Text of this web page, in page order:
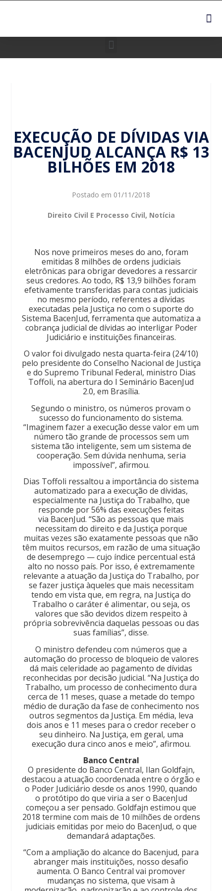
EXECUÇÃO DE DÍVIDAS VIA
BACENJUD ALCANÇA R$ 13
BILHÕES EM 2018
Postado em 01/11/2018
Direito Civil E Processo Civil, Notícia
Nos nove primeiros meses do ano, foram
emitidas 8 milhões de ordens judiciais
eletrônicas para obrigar devedores a ressarcir
seus credores. Ao todo, R$ 13,9 bilhões foram
efetivamente transferidas para contas judiciais
no mesmo período, referentes a dívidas
executadas pela Justiça no com o suporte do
Sistema BacenJud, ferramenta que automatiza a
cobrança judicial de dívidas ao interligar Poder
Judiciário e instituições financeiras.
O valor foi divulgado nesta quarta-feira (24/10)
pelo presidente do Conselho Nacional de Justiça
e do Supremo Tribunal Federal, ministro Dias
Toffoli, na abertura do I Seminário BacenJud
2.0, em Brasília.
Segundo o ministro, os números provam o
sucesso do funcionamento do sistema.
“Imaginem fazer a execução desse valor em um
número tão grande de processos sem um
sistema tão inteligente, sem um sistema de
cooperação. Sem dúvida nenhuma, seria
impossível”, afirmou.
Dias Toffoli ressaltou a importância do sistema
automatizado para a execução de dívidas,
especialmente na Justiça do Trabalho, que
responde por 56% das execuções feitas
via BacenJud. “São as pessoas que mais
necessitam do direito e da Justiça porque
muitas vezes são exatamente pessoas que não
têm muitos recursos, em razão de uma situação
de desemprego — cujo índice percentual está
alto no nosso país. Por isso, é extremamente
relevante a atuação da Justiça do Trabalho, por
se fazer justiça àqueles que mais necessitam
tendo em vista que, em regra, na Justiça do
Trabalho o caráter é alimentar, ou seja, os
valores que são devidos dizem respeito à
própria sobrevivência daquelas pessoas ou das
suas famílias”, disse.
O ministro defendeu com números que a
automação do processo de bloqueio de valores
dá mais celeridade ao pagamento de dívidas
reconhecidas por decisão judicial. “Na Justiça do
Trabalho, um processo de conhecimento dura
cerca de 11 meses, quase a metade do tempo
médio de duração da fase de conhecimento nos
outros segmentos da Justiça. Em média, leva
dois anos e 11 meses para o credor receber o
seu dinheiro. Na Justiça, em geral, uma
execução dura cinco anos e meio”, afirmou.
Banco Central
O presidente do Banco Central, Ilan Goldfajn,
destacou a atuação coordenada entre o órgão e
o Poder Judiciário desde os anos 1990, quando
o protótipo do que viria a ser o BacenJud
começou a ser pensado. Goldfajn estimou que
2018 termine com mais de 10 milhões de ordens
judiciais emitidas por meio do BacenJud, o que
demandará adaptações.
“Com a ampliação do alcance do Bacenjud, para
abranger mais instituições, nosso desafio
aumenta. O Banco Central vai promover
mudanças no sistema, que visam à